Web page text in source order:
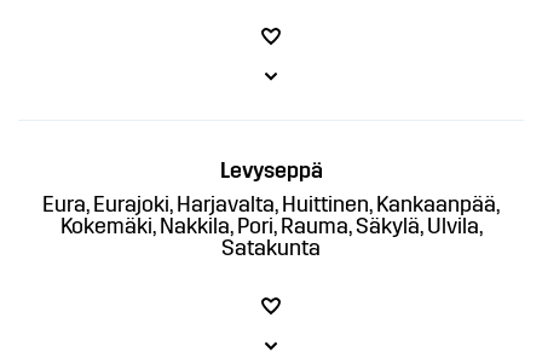
Levyseppä
Eura, Eurajoki, Harjavalta, Huittinen, Kankaanpää,
Kokemäki, Nakkila, Pori, Rauma, Säkylä, Ulvila,
Satakunta